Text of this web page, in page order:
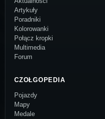
Artykuły
Poradniki
Kolorowanki
Połącz kropki
Multimedia
Forum
CZOŁGOPEDIA
Pojazdy
Mapy
Medale